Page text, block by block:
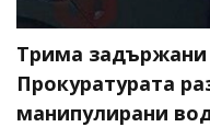
Трима задържани
Прокуратурата
манипулирани